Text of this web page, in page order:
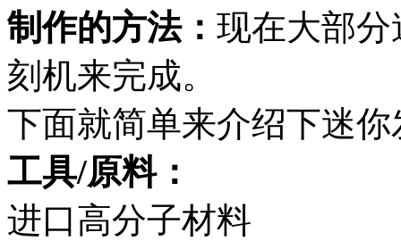
制作的方法： 现在大部
刻机来完成。
下面就简单来介绍下迷
工具/原料：
进口高分子材料